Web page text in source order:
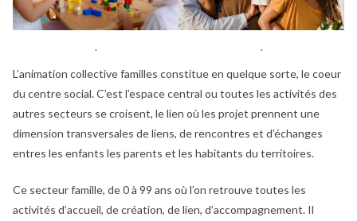
. .
L’animation collective familles constitue en quelque sorte, le coeur
du centre social. C’est l’espace central ou toutes les activités des
autres secteurs se croisent, le lien où les projet prennent une
dimension transversales de liens, de rencontres et d’échanges
entres les enfants les parents et les habitants du territoires.
Ce secteur famille, de 0 à 99 ans où l’on retrouve toutes les
activités d’accueil, de création, de lien, d’accompagnement. Il